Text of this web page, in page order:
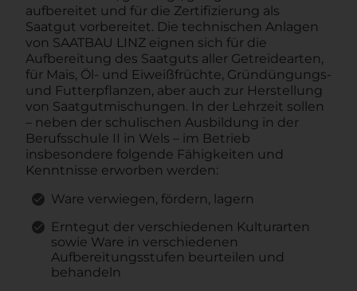
aufbereitet und für die Zertifizierung als
Saatgut vorbereitet. Die technischen Anlagen
von SAATBAU LINZ eignen sich für die
Aufbereitung des Saatguts aller Getreidearten,
für Mais, Öl- und Eiweißfrüchte, Gründüngungs-
und Futterpflanzen, aber auch zur Herstellung
von Saatgutmischungen. In der Lehrzeit sollen
– neben der schulischen Ausbildung in der
Berufsschule II in Wels – im Betrieb
insbesondere folgende Fähigkeiten und
Kenntnisse erworben werden:
Ware verwiegen, fördern, lagern
Erntegut der verschiedenen Kulturarten
sowie Ware in verschiedenen
Aufbereitungsstufen beurteilen und
behandeln